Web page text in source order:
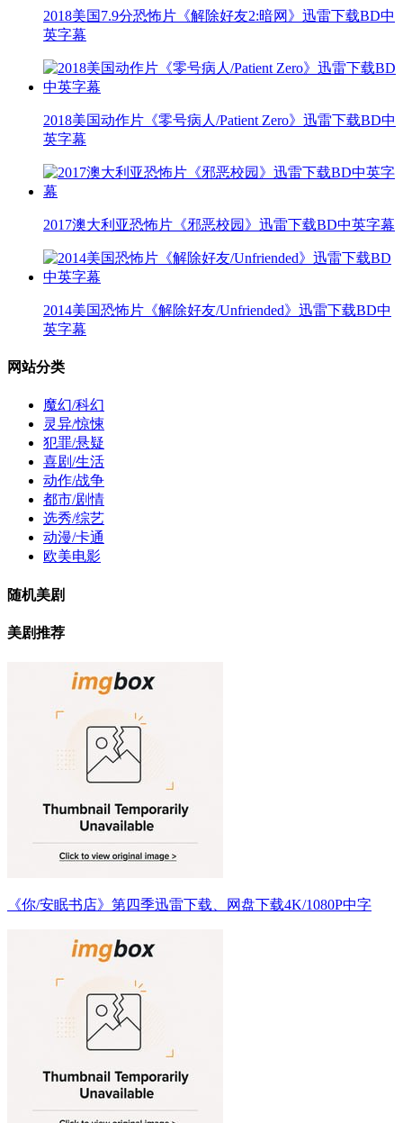
2018美国7.9分恐怖片《解除好友2:暗网》迅雷下载BD中
英字幕
2018美国动作片《零号病人/Patient Zero》迅雷下载BD中
英字幕
2017澳大利亚恐怖片《邪恶校园》迅雷下载BD中英字幕
2014美国恐怖片《解除好友/Unfriended》迅雷下载BD中
英字幕
网站分类
魔幻/科幻
灵异/惊悚
犯罪/悬疑
喜剧/生活
动作/战争
都市/剧情
选秀/综艺
动漫/卡通
欧美电影
随机美剧
美剧推荐
《你/安眠书店》第四季迅雷下载、网盘下载4K/1080P中字